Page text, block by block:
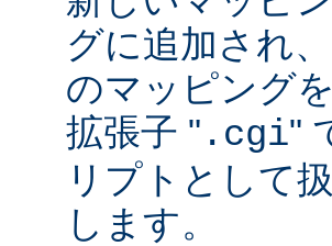
グに追加され
のマッピング
拡張子 " .cgi"
リプトとして
します。